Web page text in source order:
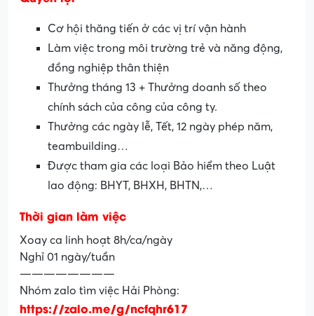
Cơ hội thăng tiến ở các vị trí vận hành
Làm việc trong môi trường trẻ và năng động,
đồng nghiệp thân thiện
Thưởng tháng 13 + Thưởng doanh số theo
chính sách của công của công ty.
Thưởng các ngày lễ, Tết, 12 ngày phép năm,
teambuilding…
Được tham gia các loại Bảo hiểm theo Luật
lao động: BHYT, BHXH, BHTN,…
Thời gian làm việc
Xoay ca linh hoạt 8h/ca/ngày
Nghỉ 01 ngày/tuần
————————
Nhóm zalo tìm việc Hải Phòng:
https://zalo.me/g/ncfqhr617